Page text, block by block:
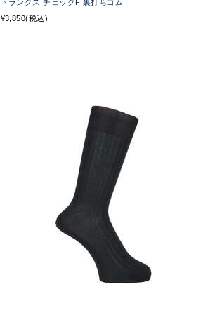
トランクス チェックF 裏打ちゴム
¥3,850(税込)